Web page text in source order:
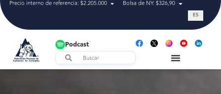
Precio interno de referencia: $2.205.000 Bolsa de NY: $326,90 Tasa de
ES
Podcast